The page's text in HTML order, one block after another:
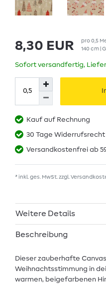
8,30 EUR pro0,5
140 cm |
Sofort versandfertig,
Kauf auf Rechnung
30 Tage Widerrufsrecht
Versandkostenfrei ab
* inkl. ges. MwSt. zzgl.
Weitere Details
Beschreibung
Dieser zauberhafte
Weihnachtsstimmung in
warmen, beigefarbenen